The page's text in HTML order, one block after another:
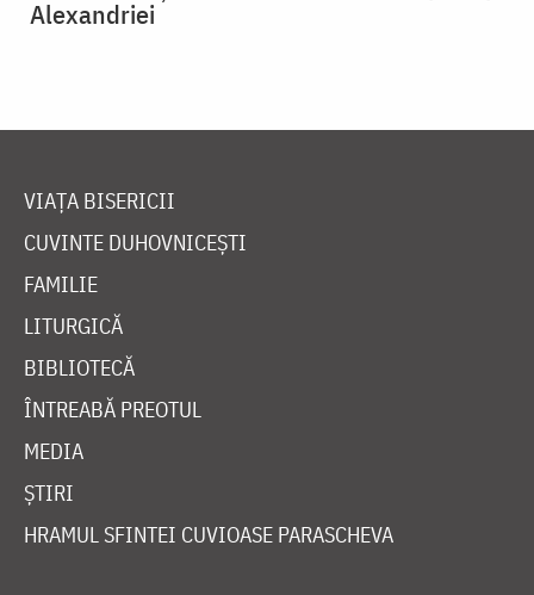
Alexandriei
VIAȚA BISERICII
CUVINTE DUHOVNICEȘTI
FAMILIE
LITURGICĂ
BIBLIOTECĂ
ÎNTREABĂ PREOTUL
MEDIA
ȘTIRI
HRAMUL SFINTEI CUVIOASE PARASCHEVA